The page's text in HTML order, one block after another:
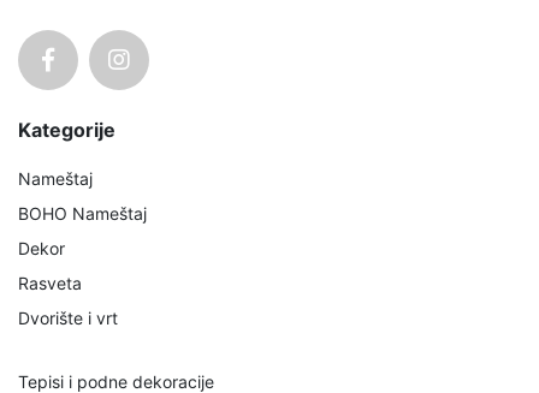
Kategorije
Nameštaj
BOHO Nameštaj
Dekor
Rasveta
Dvorište i vrt
Tepisi i podne dekoracije